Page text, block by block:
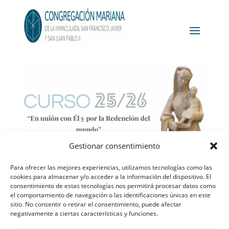
Gestionar consentimiento
Para ofrecer las mejores experiencias, utilizamos tecnologías como las
cookies para almacenar y/o acceder a la información del dispositivo. El
consentimiento de estas tecnologías nos permitirá procesar datos como
el comportamiento de navegación o las identificaciones únicas en este
sitio. No consentir o retirar el consentimiento, puede afectar
negativamente a ciertas características y funciones.
Aviso legal
Política de privacidad
Política de cookies
Contacto